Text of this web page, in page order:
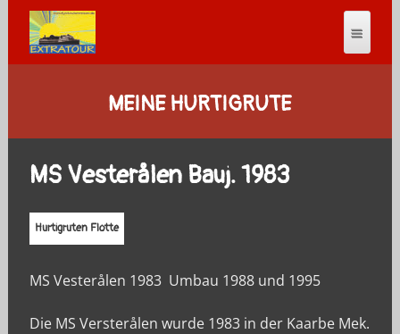
MEINE HURTIGRUTE
MS Vesterålen Bauj. 1983
Hurtigruten Flotte
MS Vesterålen 1983 Umbau 1988 und 1995
Die MS Versterålen wurde 1983 in der Kaarbe Mek.